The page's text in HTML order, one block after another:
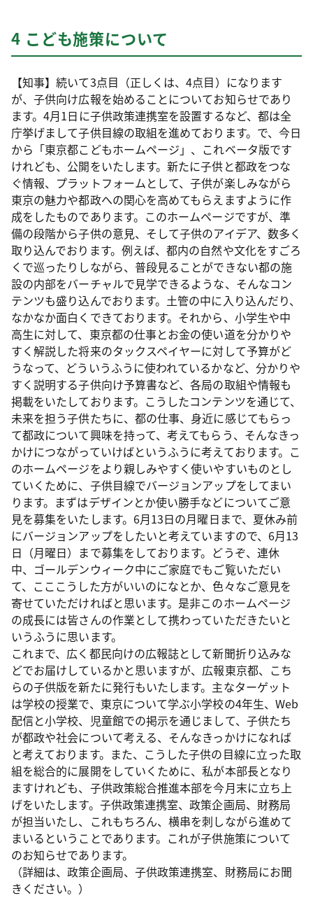
4 こども施策について
【知事】続いて3点目（正しくは、4点目）になります
が、子供向け広報を始めることについてお知らせであり
ます。4月1日に子供政策連携室を設置するなど、都は全
庁挙げまして子供目線の取組を進めております。で、今日
から「東京都こどもホームページ」、これベータ版です
けれども、公開をいたします。新たに子供と都政をつな
ぐ情報、プラットフォームとして、子供が楽しみながら
東京の魅力や都政への関心を高めてもらえますように作
成をしたものであります。このホームページですが、準
備の段階から子供の意見、そして子供のアイデア、数多く
取り込んでおります。例えば、都内の自然や文化をすごろ
くで巡ったりしながら、普段見ることができない都の施
設の内部をバーチャルで見学できるような、そんなコン
テンツも盛り込んでおります。土管の中に入り込んだり、
なかなか面白くできております。それから、小学生や中
高生に対して、東京都の仕事とお金の使い道を分かりや
すく解説した将来のタックスペイヤーに対して予算がど
うなって、どういうふうに使われているかなど、分かりや
すく説明する子供向け予算書など、各局の取組や情報も
掲載をいたしております。こうしたコンテンツを通じて、
未来を担う子供たちに、都の仕事、身近に感じてもらっ
て都政について興味を持って、考えてもらう、そんなきっ
かけにつながっていけばというふうに考えております。こ
のホームページをより親しみやすく使いやすいものとし
ていくために、子供目線でバージョンアップをしてまい
ります。まずはデザインとか使い勝手などについてご意
見を募集をいたします。6月13日の月曜日まで、夏休み前
にバージョンアップをしたいと考えていますので、6月13
日（月曜日）まで募集をしております。どうぞ、連休
中、ゴールデンウィーク中にご家庭でもご覧いただい
て、こここうした方がいいのになとか、色々なご意見を
寄せていただければと思います。是非このホームページ
の成長には皆さんの作業として携わっていただきたいと
いうふうに思います。
これまで、広く都民向けの広報誌として新聞折り込みな
どでお届けしているかと思いますが、広報東京都、こち
らの子供版を新たに発行もいたします。主なターゲット
は学校の授業で、東京について学ぶ小学校の4年生、Web
配信と小学校、児童館での掲示を通じまして、子供たち
が都政や社会について考える、そんなきっかけになれば
と考えております。また、こうした子供の目線に立った取
組を総合的に展開をしていくために、私が本部長となり
ますけれども、子供政策総合推進本部を今月末に立ち上
げをいたします。子供政策連携室、政策企画局、財務局
が担当いたし、これもちろん、横串を刺しながら進めて
まいるということであります。これが子供施策について
のお知らせであります。
（詳細は、政策企画局、子供政策連携室、財務局にお聞
きください。）